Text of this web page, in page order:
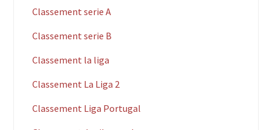
Classement serie A
Classement serie B
Classement la liga
Classement La Liga 2
Classement Liga Portugal